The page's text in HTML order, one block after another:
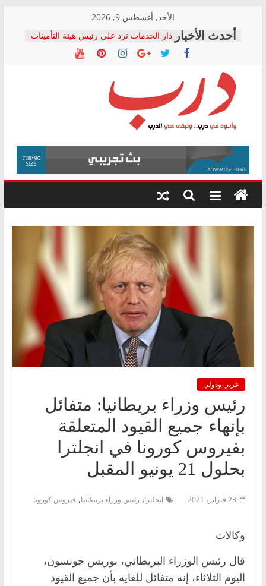
content
الأحد, أغسطس 9, 2026
دار الخدمات ترد على رئيس هيئة التأمينات
بعد مؤتمره الصحفي: إنكار الأزمة لا ينهي
معاناة أصحاب المعاشات.. ونطالب بكشف
فرحات سليمان يكتب: القطاع الصحي إلى
أين؟
حزب التحالف الشعبي يطلق لجنة “الحق
في الصحة” بالإسكندرية لرصد الانتهاكات
ودعم المرضى
الوزاري لمدينة الصحفيين.. وانتهاء أعمال
إنشاء المبنى الإداري
المجلس القومي لحقوق الإنسان يعلن
متابعة قضية الدكتور محمد زهران.. ويؤكد:
قرينة البراءة وضمانات المحاكمة العادلة
درب
وأتوه
درب..
وتبقى
هي
عربي ودولي
رئيس وزراء بريطانيا: متفائل
بإنهاء جميع القيود المتعلقة
بفيروس كورونا في انجلترا
بحلول 21 يونيو المقبل
23 فبراير، 2021 انجلترا, رئيس وزراء بريطانيا, فيروس كورونا
وكالات
قال رئيس الوزراء البريطاني، بوريس جونسون،
اليوم الثلاثاء، إنه متفائل للغاية بأن جميع القيود